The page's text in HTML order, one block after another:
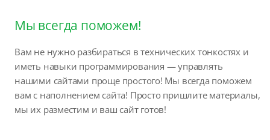
Мы всегда поможем!
Вам не нужно разбираться в технических тонкостях и
иметь навыки программирования — управлять
нашими сайтами проще простого! Мы всегда поможем
вам с наполнением сайта! Просто пришлите материалы,
мы их разместим и ваш сайт готов!